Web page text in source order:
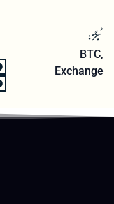
ٹیگز:
BTC,
Exchange